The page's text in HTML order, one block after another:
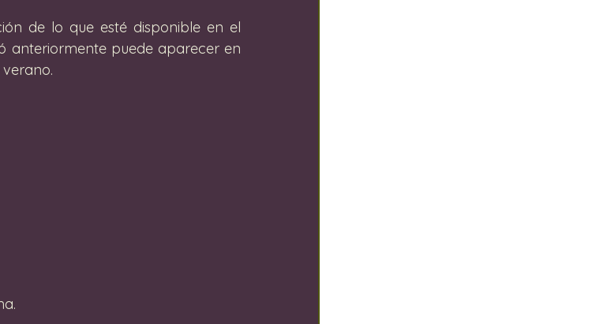
de lo que esté disponible en el
anteriormente puede aparecer en